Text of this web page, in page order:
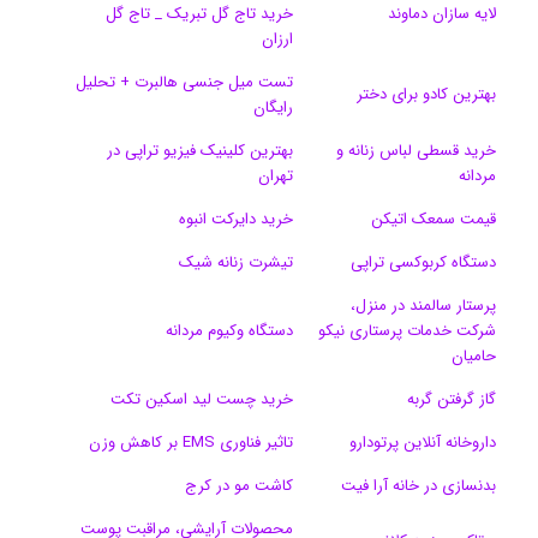
گ
ر
م
لایه سازان دماوند
خرید تاج گل تبریک _ تاج گل
ارزان
بهترین کادو برای دختر
تست میل جنسی هالبرت + تحلیل
رایگان
خرید قسطی لباس زنانه و
مردانه
بهترین کلینیک فیزیو تراپی در
تهران
قیمت سمعک اتیکن
خرید دایرکت انبوه
دستگاه کربوکسی تراپی
تیشرت زنانه شیک
پرستار سالمند در منزل،
شرکت خدمات پرستاری نیکو
حامیان
دستگاه وکیوم مردانه
گاز گرفتن گربه
خرید چست لید اسکین تکت
داروخانه آنلاین پرتودارو
تاثیر فناوری EMS بر کاهش وزن
بدنسازی در خانه آرا فیت
کاشت مو در کرج
محصولات آرایشی، مراقبت پوست